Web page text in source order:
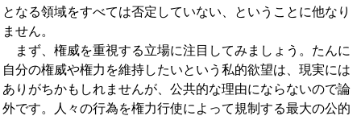
となる領域をすべては否定していない、ということに他なり
ません。
まず、権威を重視する立場に注目してみましょう。たんに
自分の権威や権力を維持したいという私的欲望は、現実には
ありがちかもしれませんが、公共的な理由にならないので論
外です。人々の行為を権力行使によって規制する最大の公的